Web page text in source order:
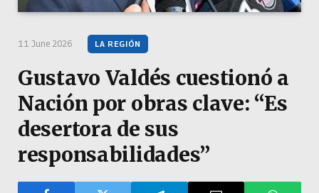
11 June 2026 LA REGIÓN
Gustavo Valdés cuestionó a
Nación por obras clave: “Es
desertora de sus
responsabilidades”